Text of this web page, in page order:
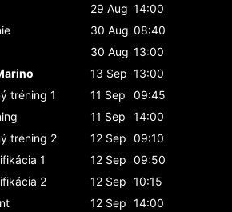
29 Aug 14:00
30 Aug 08:40
30 Aug 13:00
13 Sep 13:00
tréning 1 11 Sep
09:45
11 Sep
14:00
tréning 2 12 Sep 09:10
1 12 Sep 09:50
2 12 Sep 10:15
12 Sep 14:00